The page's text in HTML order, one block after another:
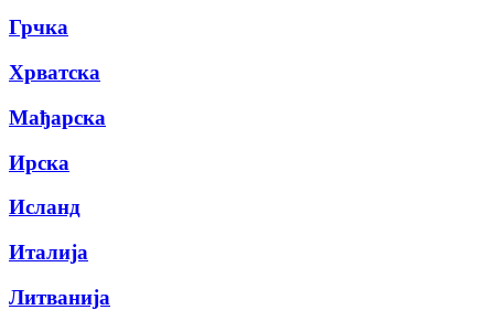
Грчка
Хрватска
Мађарска
Ирска
Исланд
Италија
Литванија